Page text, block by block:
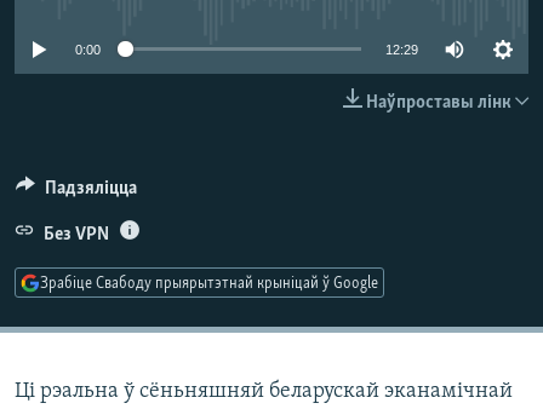
КАЛЯНДАР
НА ХВАЛЯХ СВАБОДЫ
0:00 12:29
Наўпроставы лінк
Падзяліцца
Без VPN
Зрабіце Свабоду прыярытэтнай крыніцай ў Google
Ці рэальна ў сёньняшняй беларускай эканамічнай